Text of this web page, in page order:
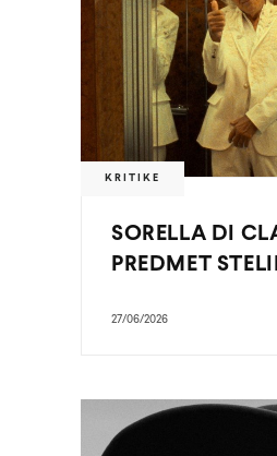
KRITIKE
SORELLA DI
PREDMET
27/06/2026